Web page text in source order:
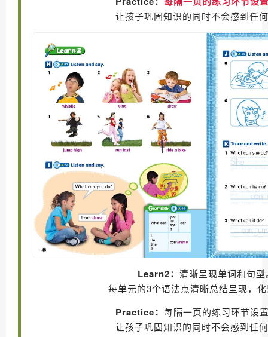
让孩子巩固知识的同时不会感到任
Learn2：清晰呈现单词和句型
每单元的3个语法点清晰总结呈现，
Practice： 每隔一页的练习环节设
让孩子巩固知识的同时不会感到任